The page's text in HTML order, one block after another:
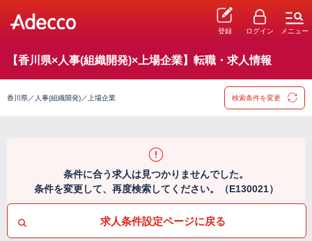
登録 ログイン メニュー
【香川県×人事(組織開発)×上場企業】転職・求人情報
香川県／人事(組織開発)／上場企業 検索条件を変更
条件に合う求人は見つかりませんでした。
条件を変更して、再度検索してください。（E130021）
求人条件設定ページに戻る